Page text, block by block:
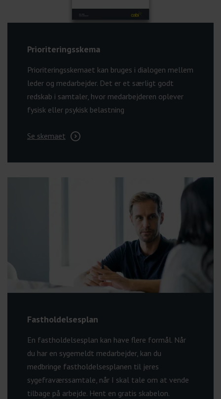
Prioriteringsskema
Prioriteringsskemaet kan bruges i dialogen mellem
leder og medarbejder. Det er et særligt godt
redskab i samtaler, hvor medarbejderen oplever
fysisk eller psykisk belastning
Se skemaet
Fastholdelsesplan
En fastholdelsesplan kan have flere formål. Når
du har en sygemeldt medarbejder, kan du
medbringe fastholdelsesplanen til jeres
sygefraværssamtale, når I skal tale om at vende
tilbage på arbejde. Hent en gratis skabelon.